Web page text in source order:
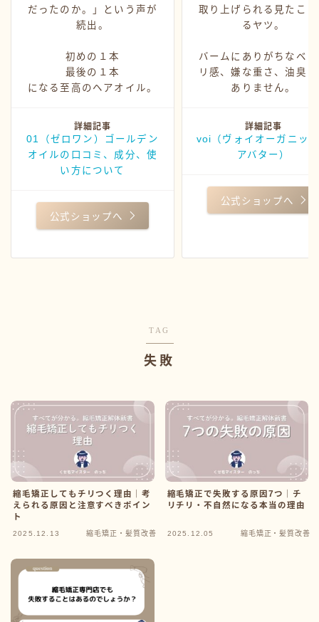
だったのか。」という声が
続出。
初めの１本
最後の１本
になる至高のヘアオイル。
詳細記事
01（ゼロワン）ゴールデン
オイルの口コミ、成分、使
い方について
公式ショップへ
取り上げられる見たこ
るヤツ。
バームにありがちなベ
リ感、嫌な重さ、油臭
ありません。
詳細記事
voi（ヴォイオーガニッ
アバター）
公式ショップへ
TAG
失敗
縮毛矯正してもチリつく理由｜考
えられる原因と注意すべきポイン
ト
2025.12.13 縮毛矯正・髪質改善
縮毛矯正で失敗する原因7つ｜チ
リチリ・不自然になる本当の理由
2025.12.05 縮毛矯正・髪質改善